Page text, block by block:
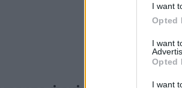
I want
Opted
I want
Opted
I want